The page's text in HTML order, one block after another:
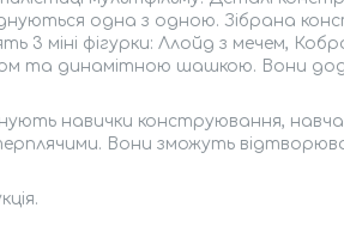
одна з одною. Зібрана
3 міні фігурки: Ллойд з мечем,
та динамітною шашкою. Вони
навички конструювання,
Вони зможуть